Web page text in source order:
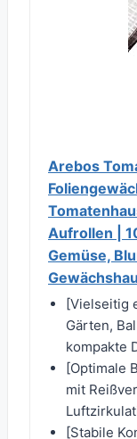
Arebos
Aufrollen |
Gemüse,
[Vielseitig
Gärten,
kompakte
[Optimale
mit
[Stabile